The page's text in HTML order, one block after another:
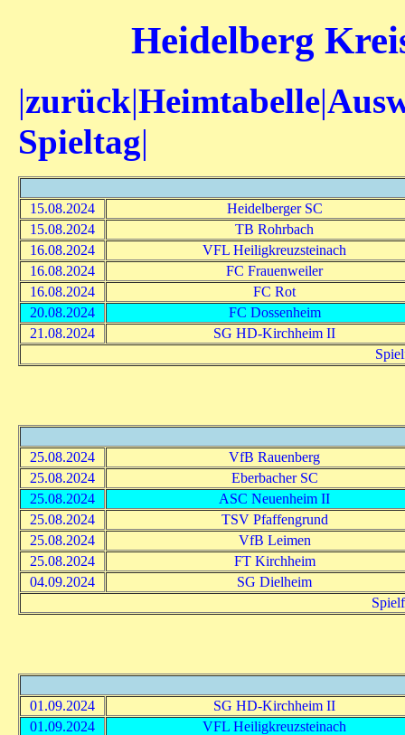
Heidelberg
|zurück|Heimtabelle|
Spieltag|
15.08.2024
Heidelberger SC
15.08.2024
TB Rohrbach
16.08.2024
VFL Heiligkreuzsteinach
16.08.2024
FC Frauenweiler
16.08.2024
FC Rot
20.08.2024
FC Dossenheim
21.08.2024
SG HD-Kirchheim II
25.08.2024
VfB Rauenberg
25.08.2024
Eberbacher SC
25.08.2024
ASC Neuenheim II
25.08.2024
TSV Pfaffengrund
25.08.2024
VfB Leimen
25.08.2024
FT Kirchheim
04.09.2024
SG Dielheim
01.09.2024
SG HD-Kirchheim II
01.09.2024
VFL Heiligkreuzsteinach